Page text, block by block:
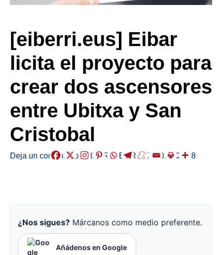
[eiberri.eus] Eibar
licita el proyecto para
crear dos ascensores
entre Ubitxa y San
Cristobal
Deja un comentario /EIBAR ,HERRIAK /2019-05-28
¿Nos sigues? Márcanos como medio preferente.
Añádenos en Google